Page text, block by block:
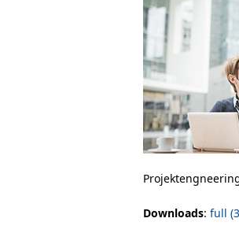
Downloads: full